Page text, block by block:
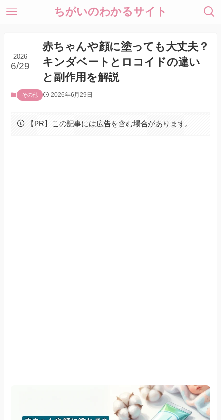
ちがいのわかるサイト
赤ちゃんや顔に塗っても大丈夫？
キンダベートとロコイドの違い
と副作用を解説
2026
6/29
その他 2026年6月29日
【PR】この記事には広告を含む場合があります。